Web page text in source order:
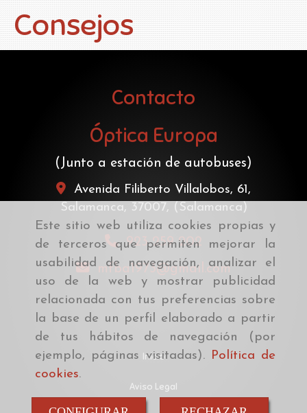
Este sitio web utiliza cookies propias y
de terceros que permiten mejorar la
usabilidad de navegación, analizar el
uso de la web y mostrar publicidad
relacionada con tus preferencias sobre
la base de un perfil elaborado a partir
de tus hábitos de navegación (por
ejemplo, páginas visitadas). Política de
cookies.
Consejos
Contacto
Óptica Europa
(Junto a estación de autobuses)
Avenida Filiberto Villalobos, 61,
Salamanca, 37007, (Salamanca)
923 259 202
mfba1973
gmail.com
Inicio
Aviso Legal